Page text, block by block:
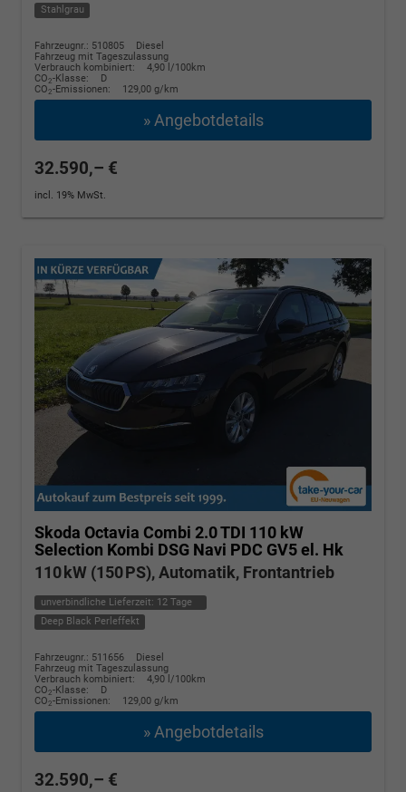
Stahlgrau
Fahrzeugnr.: 510805
Diesel
Fahrzeug mit Tageszulassung
Verbrauch kombiniert:
4,90 l/100km
CO2-Klasse:
D
CO2-Emissionen: 129,00 g/km
» Angebotdetails
32.590,– €
incl. 19% MwSt.
Skoda Octavia Combi 2.0 TDI 110 kW
Selection Kombi DSG Navi PDC GV5 el. Hk
110 kW (150 PS), Automatik, Frontantrieb
unverbindliche Lieferzeit: 12 Tage
Deep Black Perleffekt
Fahrzeugnr.: 511656
Diesel
Fahrzeug mit Tageszulassung
Verbrauch kombiniert:
4,90 l/100km
CO2-Klasse:
D
CO2-Emissionen: 129,00 g/km
» Angebotdetails
32.590,– €